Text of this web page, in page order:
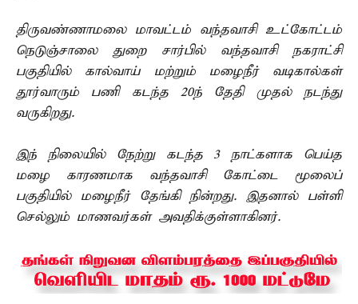
திருவண்ணாமலை மாவட்டம் வந்தவாசி உட்கோட்டம்
நெடுஞ்சாலை துறை சார்பில் வந்தவாசி நகராட்சி
பகுதியில் கால்வாய் மற்றும் மழைநீர் வடிகால்கள்
தூர்வாரும் பணி கடந்த 20ந் தேதி முதல் நடந்து
வருகிறது.
இந் நிலையில் நேற்று கடந்த 3 நாட்களாக பெய்த
மழை காரணமாக வந்தவாசி கோட்டை மூலைப்
பகுதியில் மழைநீர் தேங்கி நின்றது. இதனால் பள்ளி
செல்லும் மாணவர்கள் அவதிக்குள்ளாகினர்.